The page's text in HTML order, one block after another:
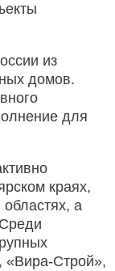
из
домов.
для
краях,
а
«Вира-Строй»,